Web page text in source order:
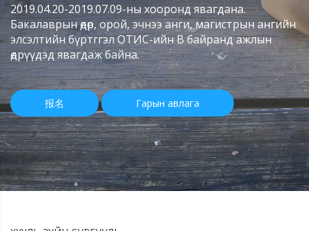
2019.04.20-2019.07.09-ны хооронд явагдана.
Бакалаврын өдөр, орой, эчнээ анги, магистрын ангийн
элсэлтийн бүртггэл ОТИС-ийн В байранд ажлын
өдрүүдэд явагдаж байна.
报名 Гарын авлага